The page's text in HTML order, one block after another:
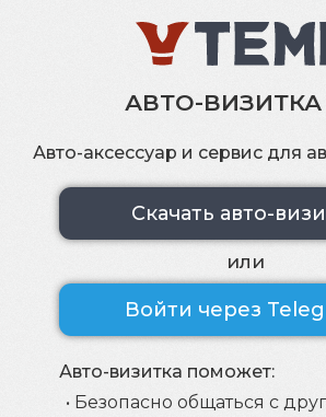
АВТО-ВИЗИТКА
Авто-аксессуар и сервис для
Скачать авто-
или
Войти через
Авто-визитка поможет:
• Безопасно общаться с